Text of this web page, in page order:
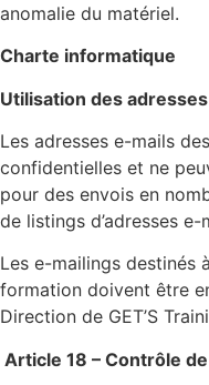
anomalie du matériel.
Charte informatique
Utilisation des
Les adresses e-mails
confidentielles et ne
pour des envois en
de listings d’adresses e-
Les e-mailings destinés
formation doivent être
Direction de GET’S
Article 18 – Contrôle